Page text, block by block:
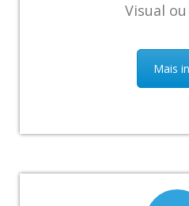
Visual
Mais